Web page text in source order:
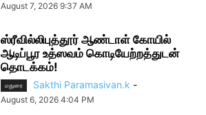
August 7, 2026 9:37 AM
ஸ்ரீவில்லிபுத்தூர் ஆண்டாள் கோயில்
ஆடிப்பூர உத்ஸவம் கொடியேற்றத்துடன்
தொடக்கம்!
மதுரை Sakthi Paramasivan.k -
August 6, 2026 4:04 PM